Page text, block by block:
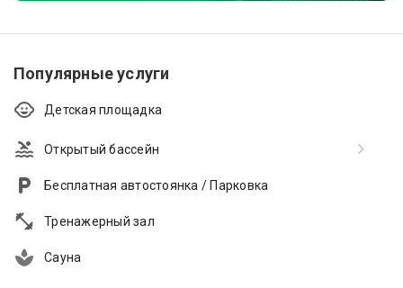
Популярные услуги
Детская площадка
Открытый бассейн
Бесплатная автостоянка / Парковка
Тренажерный зал
Сауна